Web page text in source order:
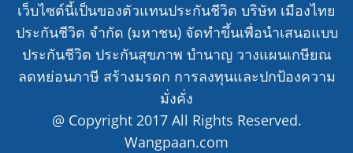
เว็บไซต์นี้เป็นของตัวแทนประกันชีวิต บริษัท เมืองไทย
ประกันชีวิต จำกัด (มหาชน) จัดทำขึ้นเพื่อนำเสนอแบบ
ประกันชีวิต ประกันสุขภาพ บำนาญ วางแผนเกษียณ
ลดหย่อนภาษี สร้างมรดก การลงทุนและปกป้องความ
มั่งคั่ง
@ Copyright 2017 All Rights Reserved.
Wangpaan.com